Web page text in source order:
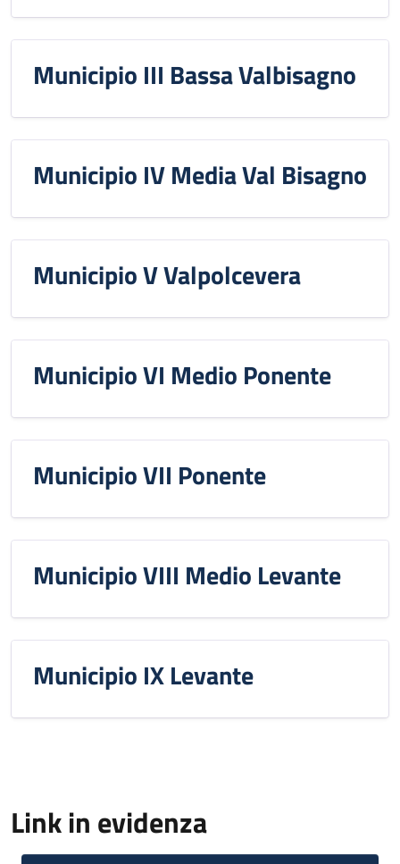
Municipio III Bassa Valbisagno
Municipio IV Media Val Bisagno
Municipio V Valpolcevera
Municipio VI Medio Ponente
Municipio VII Ponente
Municipio VIII Medio Levante
Municipio IX Levante
Link in evidenza